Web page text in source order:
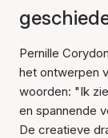
Pernille
het ontwerpen
woorden: "Ik
en spannende
De creatieve